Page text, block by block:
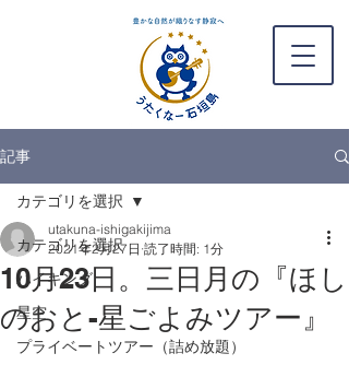
記事
カテゴリを選択
ハイキング
星空
プライベートツアー（詰め放題）
カテゴリを選択
10月23日。三日月の『ほし
のおと-星ごよみツアー』
utakuna-ishigakijima
2021年2月27日 読了時間: 1分